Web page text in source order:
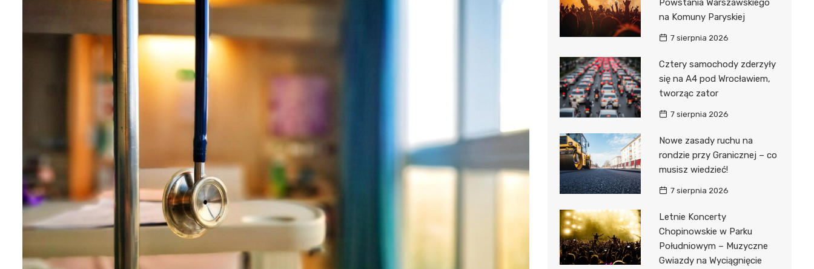
Powstania Warszawskiego
na Komuny Paryskiej
7 sierpnia 2026
Cztery samochody zderzyły
się na A4 pod Wrocławiem,
tworząc zator
7 sierpnia 2026
Nowe zasady ruchu na
rondzie przy Granicznej – co
musisz wiedzieć!
7 sierpnia 2026
Letnie Koncerty
Chopinowskie w Parku
Południowym – Muzyczne
Gwiazdy na Wyciągnięcie